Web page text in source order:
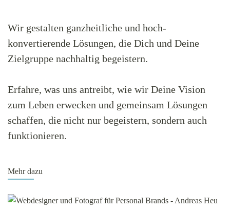
Wir gestalten ganzheitliche und hoch-
konvertierende Lösungen, die Dich und Deine
Zielgruppe nachhaltig begeistern.
Erfahre, was uns antreibt, wie wir Deine Vision
zum Leben erwecken und gemeinsam Lösungen
schaffen, die nicht nur begeistern, sondern auch
funktionieren.
Mehr dazu